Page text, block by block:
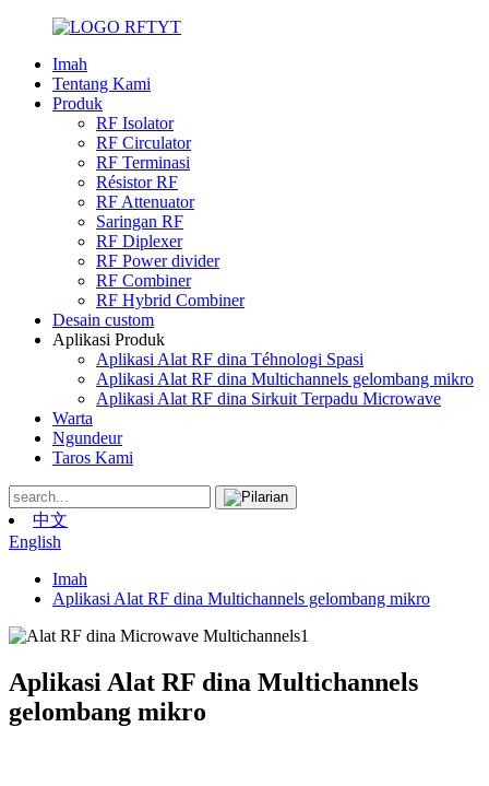
Imah
Tentang Kami
Produk
RF Isolator
RF Circulator
RF Terminasi
Résistor RF
RF Attenuator
Saringan RF
RF Diplexer
RF Power divider
RF Combiner
RF Hybrid Combiner
Desain custom
Aplikasi Produk
Aplikasi Alat RF dina Téhnologi Spasi
Aplikasi Alat RF dina Multichannels gelombang mikro
Aplikasi Alat RF dina Sirkuit Terpadu Microwave
Warta
Ngundeur
Taros Kami
中文
English
Imah
Aplikasi Alat RF dina Multichannels gelombang mikro
Aplikasi Alat RF dina Multichannels
gelombang mikro